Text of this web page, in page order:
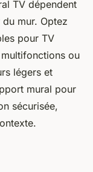
TV dépendent
mur. Optez
pour TV
ou
légers et
mural pour
sécurisée,